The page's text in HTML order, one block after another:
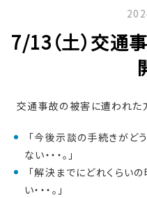
7/13（土）交通
交通事故の被害に遭われた
「今後示談の手続きがど
ない・・・。」
「解決までにどれくらい
い・・・。」